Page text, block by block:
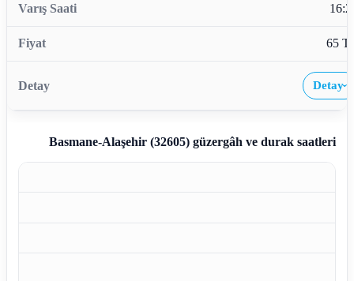
65
Detay›
Basmane-Alaşehir (32605)güzergâh ve durak saatleri